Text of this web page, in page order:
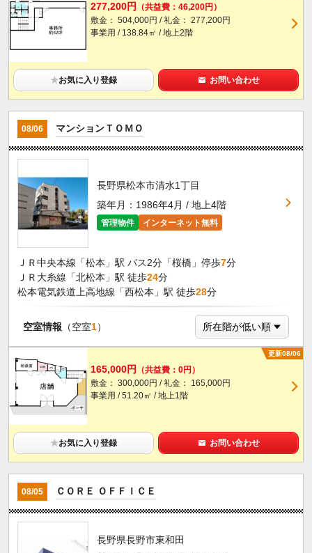
277,200円
（共益費：46,200円）
敷金： 504,000円 / 礼金： 277,200円
事業用 / 138.84㎡ / 地上2階
★お気に入り登録 お問い合わせ
08/06 マンションＴＯＭＯ
長野県松本市清水1丁目
築年月：1986年4月 / 地上4階
管理物件 インターネット無料
ＪＲ中央本線「松本」駅 バス2分「桜橋」停歩7分
ＪＲ大糸線「北松本」駅 徒歩24分
松本電気鉄道上高地線「西松本」駅 徒歩28分
空室情報 （空室1）
更新08/06
165,000円
（共益費：0円）
敷金： 300,000円 / 礼金： 165,000円
事業用 / 51.20㎡ / 地上1階
★お気に入り登録 お問い合わせ
08/05 ＣＯＲＥ ＯＦＦＩＣＥ
長野県長野市東和田